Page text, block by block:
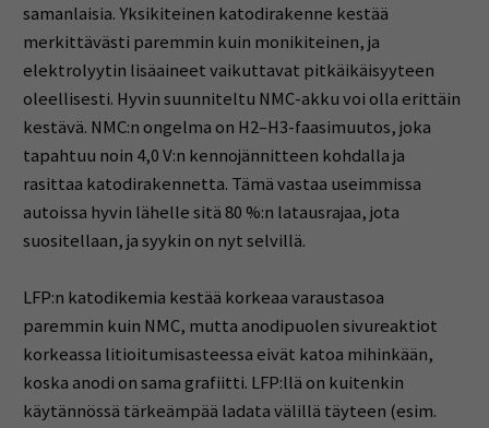
samanlaisia. Yksikiteinen katodirakenne kestää
merkittävästi paremmin kuin monikiteinen, ja
elektrolyytin lisäaineet vaikuttavat pitkäikäisyyteen
oleellisesti. Hyvin suunniteltu NMC-akku voi olla erittäin
kestävä. NMC:n ongelma on H2–H3-faasimuutos, joka
tapahtuu noin 4,0 V:n kennojännitteen kohdalla ja
rasittaa katodirakennetta. Tämä vastaa useimmissa
autoissa hyvin lähelle sitä 80 %:n latausrajaa, jota
suositellaan, ja syykin on nyt selvillä.
LFP:n katodikemia kestää korkeaa varaustasoa
paremmin kuin NMC, mutta anodipuolen sivureaktiot
korkeassa litioitumisasteessa eivät katoa mihinkään,
koska anodi on sama grafiitti. LFP:llä on kuitenkin
käytännössä tärkeämpää ladata välillä täyteen (esim.